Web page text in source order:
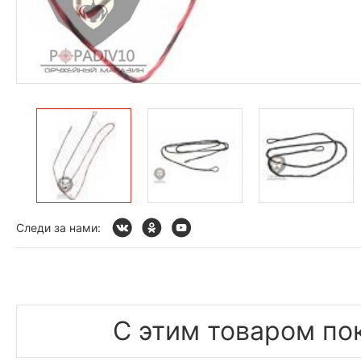
Следи за нами:
С этим товаром